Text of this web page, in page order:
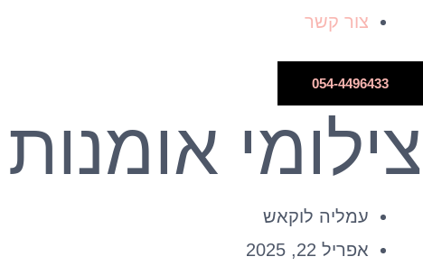
צור קשר
054-4496433
צילומי
עמליה לוקאש
אפריל 22, 2025